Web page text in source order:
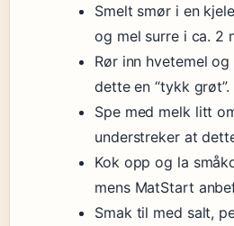
Smelt smør i en
og mel surre i ca. 2
Rør inn hvetemel
dette en “tykk grøt”.
Spe med melk litt
understreker at
Kok opp og la
mens MatStart
Smak til med salt,